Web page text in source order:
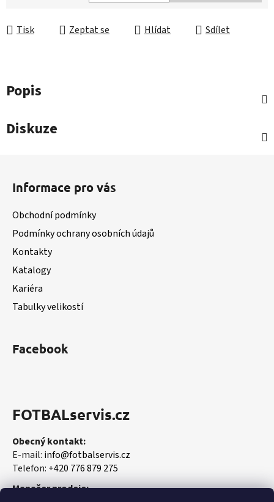
Tisk Zeptat se Hlídat Sdílet
Popis
Diskuze
Informace pro vás
Obchodní podmínky
Podmínky ochrany osobních údajů
Kontakty
Katalogy
Kariéra
Tabulky velikostí
Facebook
FOTBALservis.cz
Obecný kontakt:
E-mail: info@fotbalservis.cz
Telefon: +420 776 879 275
Manažer prodeje: